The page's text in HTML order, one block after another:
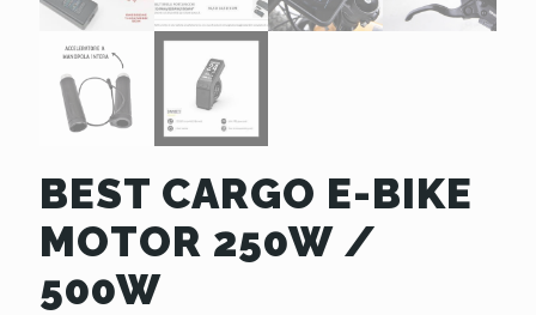
BEST CARGO E-BIKE
MOTOR 250W /
500W